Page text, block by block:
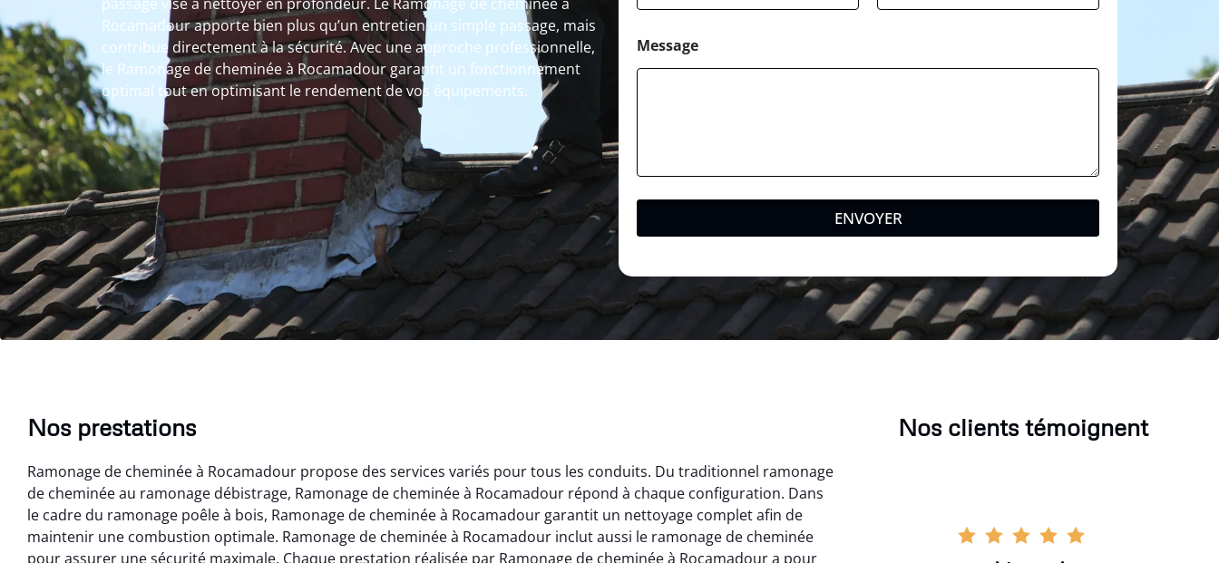
Rocamadour apporte bien plus qu’un entretien un simple passage, mais
contribue directement à la sécurité. Avec une approche professionnelle,
le Ramonage de cheminée à Rocamadour garantit un fonctionnement
optimal tout en optimisant le rendement de vos équipements.
Message
ENVOYER
Nos prestations
Ramonage de cheminée à Rocamadour propose des services variés pour tous les conduits. Du traditionnel ramonage
de cheminée au ramonage débistrage, Ramonage de cheminée à Rocamadour répond à chaque configuration. Dans
le cadre du ramonage poêle à bois, Ramonage de cheminée à Rocamadour garantit un nettoyage complet afin de
maintenir une combustion optimale. Ramonage de cheminée à Rocamadour inclut aussi le ramonage de cheminée
pour assurer une sécurité maximale. Chaque prestation réalisée par Ramonage de cheminée à Rocamadour a pour
Nos clients témoignent